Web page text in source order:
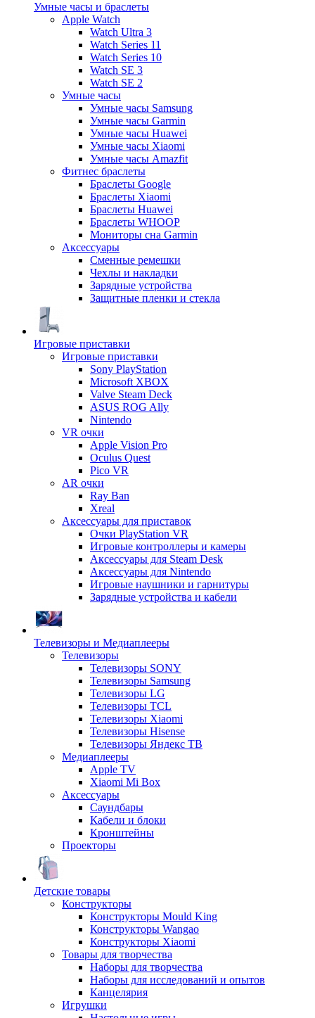
Умные часы и браслеты
Apple Watch
Watch Ultra 3
Watch Series 11
Watch Series 10
Watch SE 3
Watch SE 2
Умные часы
Умные часы Samsung
Умные часы Garmin
Умные часы Huawei
Умные часы Xiaomi
Умные часы Amazfit
Фитнес браслеты
Браслеты Google
Браслеты Xiaomi
Браслеты Huawei
Браслеты WHOOP
Мониторы сна Garmin
Аксессуары
Сменные ремешки
Чехлы и накладки
Зарядные устройства
Защитные пленки и стекла
Игровые приставки
Игровые приставки
Sony PlayStation
Microsoft XBOX
Valve Steam Deck
ASUS ROG Ally
Nintendo
VR очки
Apple Vision Pro
Oculus Quest
Pico VR
AR очки
Ray Ban
Xreal
Аксессуары для приставок
Очки PlayStation VR
Игровые контроллеры и камеры
Аксессуары для Steam Desk
Аксессуары для Nintendo
Игровые наушники и гарнитуры
Зарядные устройства и кабели
Телевизоры и Медиаплееры
Телевизоры
Телевизоры SONY
Телевизоры Samsung
Телевизоры LG
Телевизоры TCL
Телевизоры Xiaomi
Телевизоры Hisense
Телевизоры Яндекс ТВ
Медиаплееры
Apple TV
Xiaomi Mi Box
Аксессуары
Саундбары
Кабели и блоки
Кронштейны
Проекторы
Детские товары
Конструкторы
Конструкторы Mould King
Конструкторы Wangao
Конструкторы Xiaomi
Товары для творчества
Наборы для творчества
Наборы для исследований и опытов
Канцелярия
Игрушки